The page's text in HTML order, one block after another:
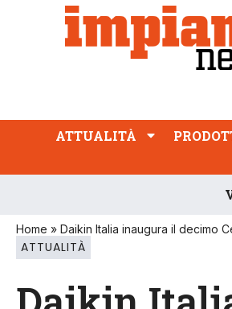
ATTUALITÀ PRODOTTI
PROFESSIONE
ATTUALITÀ
Home » Daikin Italia inaugura il decimo
ATTUALITÀ